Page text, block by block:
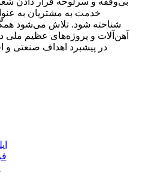
خدمت به مشتریان به
شناخته شود. تلاش می‌شود
آهن‌آلات و پروژه‌های عظیم
در پیشبرد اهداف صنعتی و